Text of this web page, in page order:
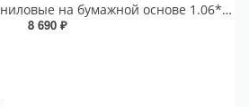
81225-2 WAVE Обои виниловые на бумажной основе 1.06*15.5
8 690 ₽